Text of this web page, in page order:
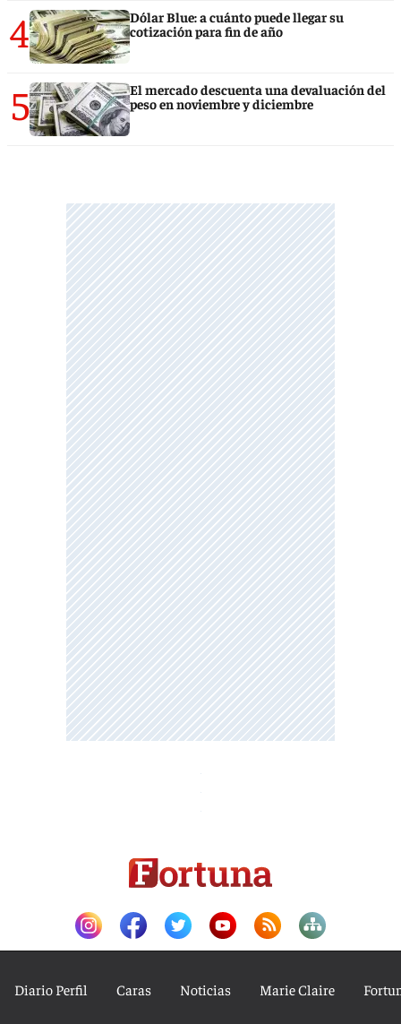
4
Dólar Blue: a cuánto puede llegar su
cotización para fin de año
5
El mercado descuenta una devaluación del
peso en noviembre y diciembre
Diario Perfil Caras Noticias Marie Claire